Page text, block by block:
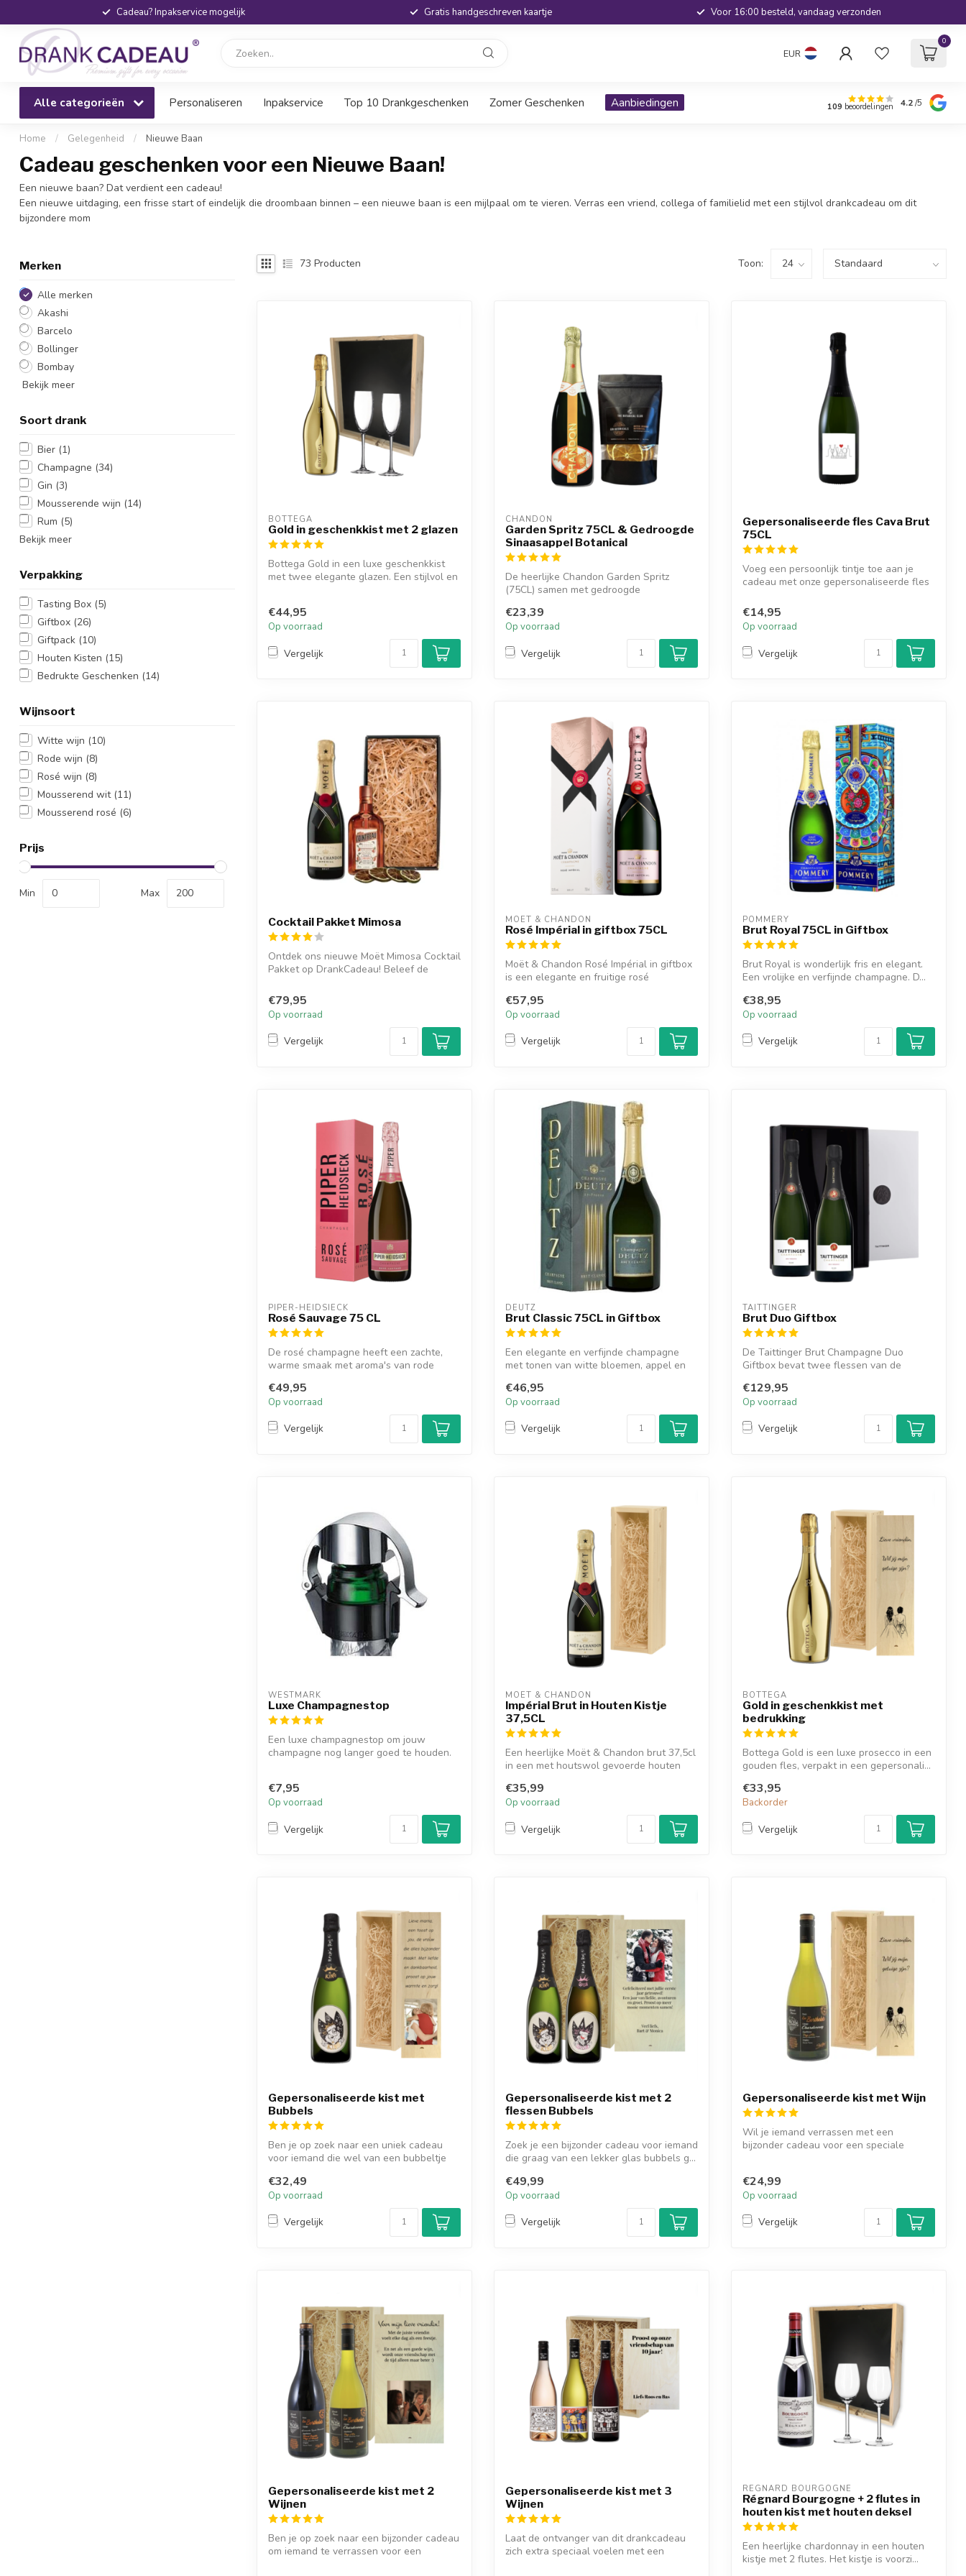
Cadeau? Inpakservice mogelijk Gratis handgeschreven kaartje Voor 16:00 besteld, vandaag verzonden
EUR
0
Alle categorieën Personaliseren Inpakservice Top 10 Drankgeschenken Zomer Geschenken Aanbiedingen 109 beoordelingen 4.2/5
Home / Gelegenheid / Nieuwe Baan
Cadeau geschenken voor een Nieuwe Baan!
Een nieuwe baan? Dat verdient een cadeau!
Een nieuwe uitdaging, een frisse start of eindelijk die droombaan binnen – een nieuwe baan is een mijlpaal om te vieren. Verras een vriend, collega of familielid met een stijlvol drankcadeau om dit
bijzondere mom
Merken
Alle merken
Akashi
Barcelo
Bollinger
Bombay
Bekijk meer
Soort drank
Bier (1)
Champagne (34)
Gin (3)
Mousserende wijn (14)
Rum (5)
Bekijk meer
Verpakking
Tasting Box (5)
Giftbox (26)
Giftpack (10)
Houten Kisten (15)
Bedrukte Geschenken (14)
Wijnsoort
Witte wijn (10)
Rode wijn (8)
Rosé wijn (8)
Mousserend wit (11)
Mousserend rosé (6)
Prijs
Min Max
73 Producten Toon:
BOTTEGA
Gold in geschenkkist met 2 glazen
Bottega Gold in een luxe geschenkkist
met twee elegante glazen. Een stijlvol en
€44,95
Op voorraad
Vergelijk
CHANDON
Garden Spritz 75CL & Gedroogde
Sinaasappel Botanical
De heerlijke Chandon Garden Spritz
(75CL) samen met gedroogde
€23,39
Op voorraad
Vergelijk
Gepersonaliseerde fles Cava Brut
75CL
Voeg een persoonlijk tintje toe aan je
cadeau met onze gepersonaliseerde fles
€14,95
Op voorraad
Vergelijk
Cocktail Pakket Mimosa
Ontdek ons nieuwe Moët Mimosa Cocktail
Pakket op DrankCadeau! Beleef de
€79,95
Op voorraad
Vergelijk
MOËT & CHANDON
Rosé Impérial in giftbox 75CL
Moët & Chandon Rosé Impérial in giftbox
is een elegante en fruitige rosé
€57,95
Op voorraad
Vergelijk
POMMERY
Brut Royal 75CL in Giftbox
Brut Royal is wonderlijk fris en elegant.
Een vrolijke en verfijnde champagne. D...
€38,95
Op voorraad
Vergelijk
PIPER-HEIDSIECK
Rosé Sauvage 75 CL
De rosé champagne heeft een zachte,
warme smaak met aroma's van rode
€49,95
Op voorraad
Vergelijk
DEUTZ
Brut Classic 75CL in Giftbox
Een elegante en verfijnde champagne
met tonen van witte bloemen, appel en
€46,95
Op voorraad
Vergelijk
TAITTINGER
Brut Duo Giftbox
De Taittinger Brut Champagne Duo
Giftbox bevat twee flessen van de
€129,95
Op voorraad
Vergelijk
WESTMARK
Luxe Champagnestop
Een luxe champagnestop om jouw
champagne nog langer goed te houden.
€7,95
Op voorraad
Vergelijk
MOËT & CHANDON
Impérial Brut in Houten Kistje
37,5CL
Een heerlijke Moët & Chandon brut 37,5cl
in een met houtswol gevoerde houten
€35,99
Op voorraad
Vergelijk
BOTTEGA
Gold in geschenkkist met
bedrukking
Bottega Gold is een luxe prosecco in een
gouden fles, verpakt in een gepersonali...
€33,95
Backorder
Vergelijk
Gepersonaliseerde kist met
Bubbels
Ben je op zoek naar een uniek cadeau
voor iemand die wel van een bubbeltje
€32,49
Op voorraad
Vergelijk
Gepersonaliseerde kist met 2
flessen Bubbels
Zoek je een bijzonder cadeau voor iemand
die graag van een lekker glas bubbels g...
€49,99
Op voorraad
Vergelijk
Gepersonaliseerde kist met Wijn
Wil je iemand verrassen met een
bijzonder cadeau voor een speciale
€24,99
Op voorraad
Vergelijk
Gepersonaliseerde kist met 2
Wijnen
Ben je op zoek naar een bijzonder cadeau
om iemand te verrassen voor een
Gepersonaliseerde kist met 3
Wijnen
Laat de ontvanger van dit drankcadeau
zich extra speciaal voelen met een
REGNARD BOURGOGNE
Régnard Bourgogne + 2 flutes in
houten kist met houten deksel
Een heerlijke chardonnay in een houten
kistje met 2 flutes. Het kistje is voorzi...